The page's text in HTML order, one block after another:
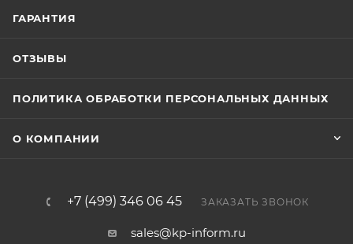
ГАРАНТИЯ
ОТЗЫВЫ
ПОЛИТИКА ОБРАБОТКИ ПЕРСОНАЛЬНЫХ ДАННЫХ
О КОМПАНИИ
+7 (499) 346 06 45 ЗАКАЗАТЬ ЗВОНОК
sales@kp-inform.ru